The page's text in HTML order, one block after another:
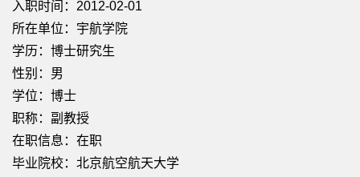
入职时间：2012-02-01
所在单位：宇航学院
学历：博士研究生
性别：男
学位：博士
职称：副教授
在职信息：在职
毕业院校：北京航空航天大学